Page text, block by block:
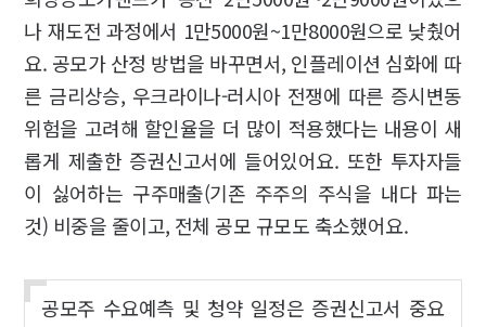
나 재도전 과정에서 1만5000원~1만8000원으로 낮췄어
요. 공모가 산정 방법을 바꾸면서, 인플레이션 심화에 따
른 금리상승, 우크라이나-러시아 전쟁에 따른 증시변동
위험을 고려해 할인율을 더 많이 적용했다는 내용이 새
롭게 제출한 증권신고서에 들어있어요. 또한 투자자들
이 싫어하는 구주매출(기존 주주의 주식을 내다 파는
것) 비중을 줄이고, 전체 공모 규모도 축소했어요.
공모주 수요예측 및 청약 일정은 증권신고서 중요